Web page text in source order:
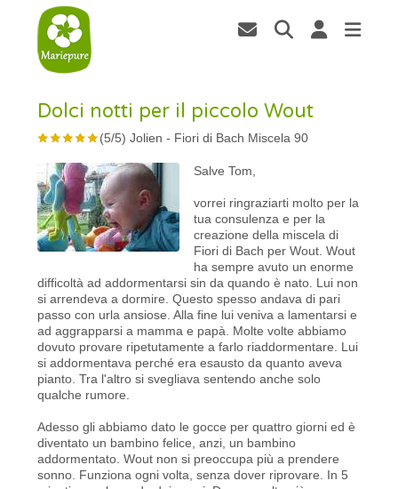
Dolci notti per il piccolo Wout
(5/5)Jolien - Fiori di Bach Miscela 90
Salve Tom,
vorrei ringraziarti molto per la
tua consulenza e per la
creazione della miscela di
Fiori di Bach per Wout. Wout
ha sempre avuto un enorme
difficoltà ad addormentarsi sin da quando è nato. Lui non
si arrendeva a dormire. Questo spesso andava di pari
passo con urla ansiose. Alla fine lui veniva a lamentarsi e
ad aggrapparsi a mamma e papà. Molte volte abbiamo
dovuto provare ripetutamente a farlo riaddormentare. Lui
si addormentava perché era esausto da quanto aveva
pianto. Tra l'altro si svegliava sentendo anche solo
qualche rumore.
Adesso gli abbiamo dato le gocce per quattro giorni ed è
diventato un bambino felice, anzi, un bambino
addormentato. Wout non si preoccupa più a prendere
sonno. Funziona ogni volta, senza dover riprovare. In 5